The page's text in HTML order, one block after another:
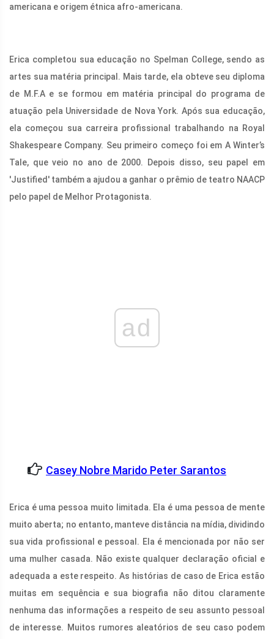
americana e origem étnica afro-americana.
Erica completou sua educação no Spelman College, sendo as
artes sua matéria principal. Mais tarde, ela obteve seu diploma
de M.F.A e se formou em matéria principal do programa de
atuação pela Universidade de Nova York. Após sua educação,
ela começou sua carreira profissional trabalhando na Royal
Shakespeare Company. Seu primeiro começo foi em A Winter’s
Tale, que veio no ano de 2000. Depois disso, seu papel em
'Justified' também a ajudou a ganhar o prêmio de teatro NAACP
pelo papel de Melhor Protagonista.
ad
Casey Nobre Marido Peter Sarantos
Erica é uma pessoa muito limitada. Ela é uma pessoa de mente
muito aberta; no entanto, manteve distância na mídia, dividindo
sua vida profissional e pessoal. Ela é mencionada por não ser
uma mulher casada. Não existe qualquer declaração oficial e
adequada a este respeito. As histórias de caso de Erica estão
muitas em sequência e sua biografia não ditou claramente
nenhuma das informações a respeito de seu assunto pessoal
de interesse. Muitos rumores aleatórios de seu caso podem